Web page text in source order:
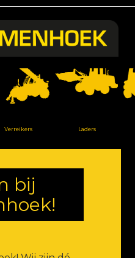
Verreikers Laders
bij